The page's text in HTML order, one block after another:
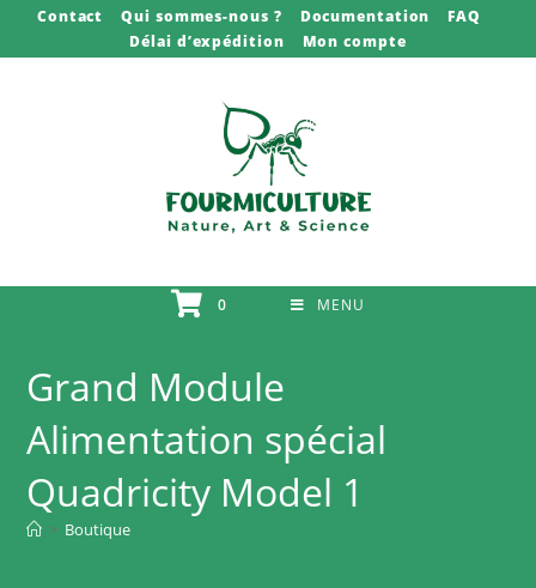
Contact Qui sommes-nous ? Documentation
FAQ
Délai d’expédition
Mon compte
0 MENU
Grand Module
Alimentation spécial
Quadricity Model 1
> Boutique